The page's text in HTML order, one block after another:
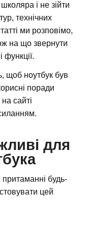
і не зійти
технічних
ми розповімо,
на що звернути
функції.
щоб ноутбук був
поради
сайті
для
притаманні будь-
цей